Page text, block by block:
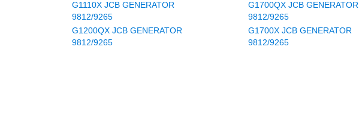
G1110X JCB GENERATOR
9812/9265
G1200QX JCB GENERATOR
9812/9265
G1700QX JCB GENERATOR
9812/9265
G1700X JCB GENERATOR
9812/9265